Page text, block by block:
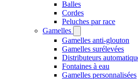
Balles
Cordes
Peluches par race
Gamelles
Gamelles anti-glouton
Gamelles surélevées
Distributeurs
Fontaines à eau
Gamelles personnalisées